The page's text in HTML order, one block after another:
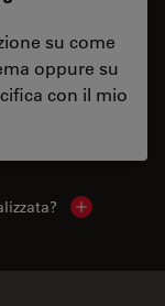
su come
oppure su
con il mio
Show local